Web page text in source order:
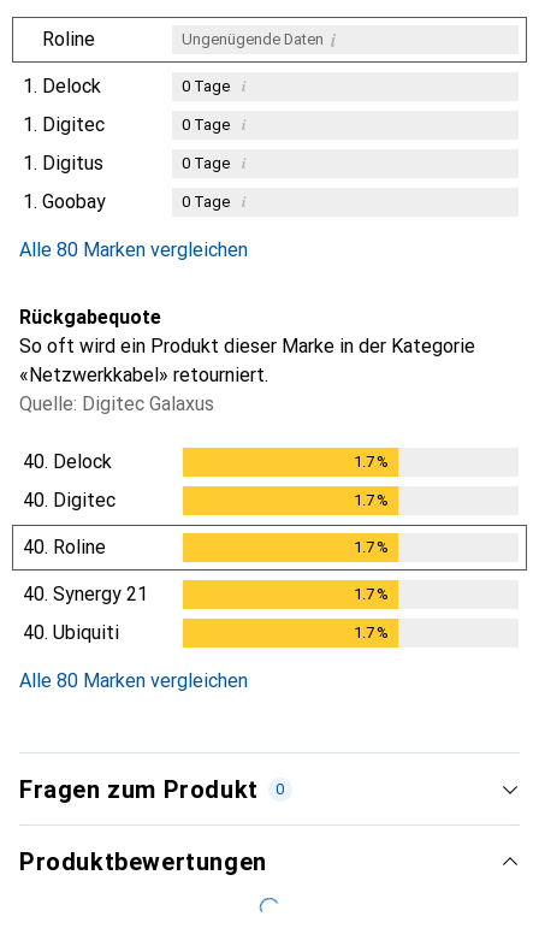
Roline Ungenügende Daten i
1. Delock 0Tage i
1. Digitec 0Tage i
1. Digitus 0Tage i
1. Goobay 0Tage i
Alle 80 Marken vergleichen
Rückgabequote
So oft wird ein Produkt dieser Marke in der Kategorie
«Netzwerkkabel» retourniert.
Quelle: Digitec Galaxus
40. Delock 1.7%
40. Digitec 1.7%
40. Roline 1.7%
40. Synergy 21 1.7%
40. Ubiquiti 1.7%
Alle 80 Marken vergleichen
Fragen zum Produkt 0
Produktbewertungen